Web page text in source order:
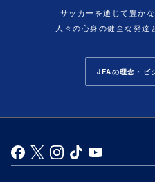
サッカーを通じて豊か
人々の心身の健全な発達
JFAの理念・ビ